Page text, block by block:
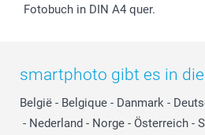
Fotobuch in DIN A4 quer.
smartphoto gibt es in
België - Belgique - Danmark -
- Nederland - Norge - Österreich -